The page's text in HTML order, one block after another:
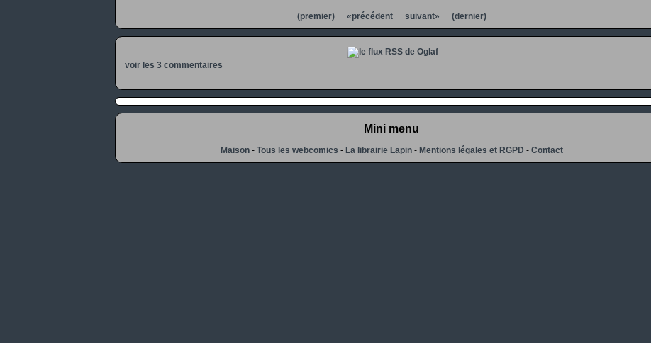
(premier) «précédent suivant» (dernier)
voir les 3 commentaires
Mini menu
Maison- Tous les webcomics - La librairie Lapin- Mentions légales et RGPD - Contact